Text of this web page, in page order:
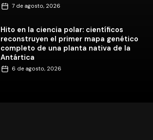
7 de agosto, 2026
Hito en la ciencia polar: científicos
reconstruyen el primer mapa genético
completo de una planta nativa de la
Antártica
6 de agosto, 2026